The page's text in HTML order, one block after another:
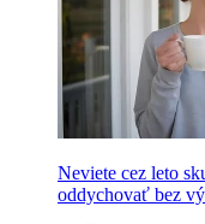
Neviete cez leto
oddychovať bez